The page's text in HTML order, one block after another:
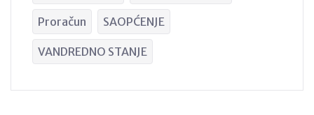
Proračun SAOPĆENJE
VANDREDNO STANJE